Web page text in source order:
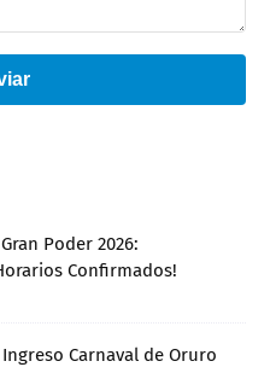
Poder 2026:
Confirmados!
Ingreso Carnaval de Oruro